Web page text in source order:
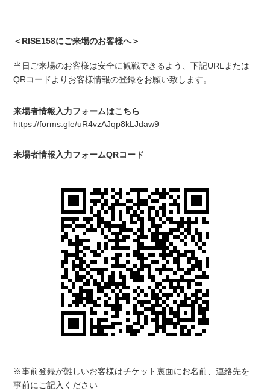
＜RISE158にご来場のお客様へ＞
当日ご来場のお客様は安全に観戦できるよう、下記URLまたは
QRコードよりお客様情報の登録をお願い致します。
来場者情報入力フォームはこちら
https://forms.gle/uR4vzAJqp8kLJdaw9
来場者情報入力フォームQRコード
※事前登録が難しいお客様はチケット裏面にお名前、連絡先を
事前にご記入ください